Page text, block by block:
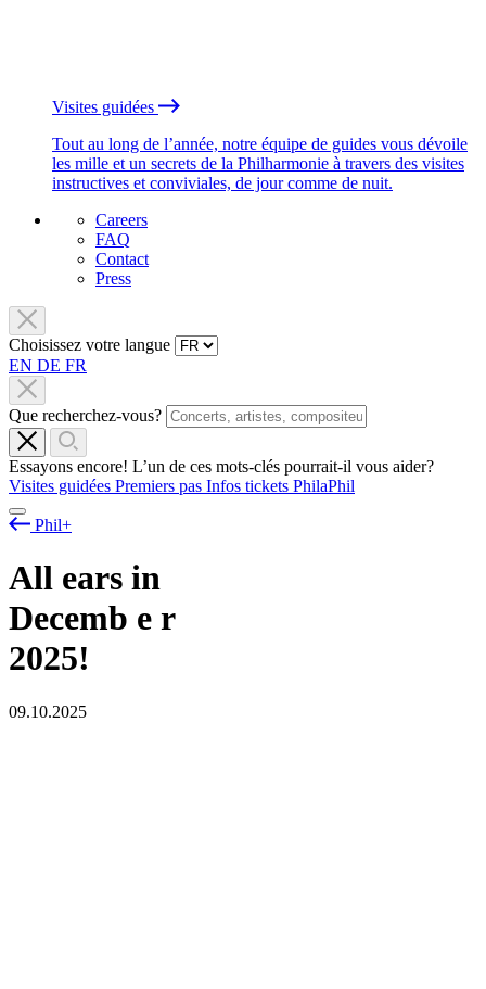
Visites guidées
Tout au long de l’année, notre équipe de guides vous dévoile
les mille et un secrets de la Philharmonie à travers des visites
instructives et conviviales, de jour comme de nuit.
Careers
FAQ
Contact
Press
Choisissez votre langue
EN DE FR
Que recherchez-vous?
Essayons encore! L’un de ces mots-clés pourrait-il vous aider?
Visites guidées Premiers pas Infos tickets PhilaPhil
Phil+
All ears in
Decemb e r
2025!
09.10.2025